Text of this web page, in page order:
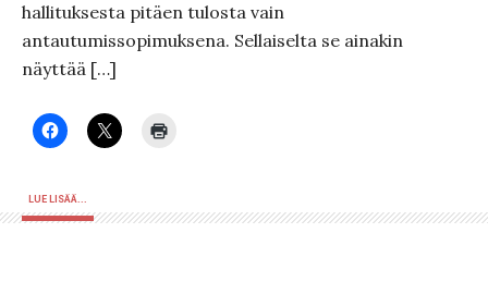
hallituksesta pitäen tulosta vain
antautumissopimuksena. Sellaiselta se ainakin
näyttää […]
LUE LISÄÄ...